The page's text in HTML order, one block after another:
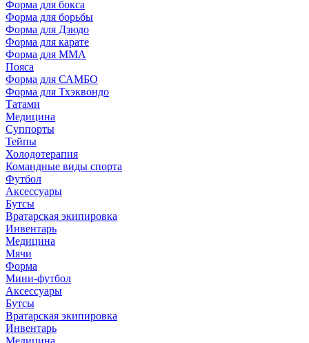
Форма для бокса
Форма для борьбы
Форма для Дзюдо
Форма для карате
Форма для MMA
Пояса
Форма для САМБО
Форма для Тхэквондо
Татами
Медицина
Суппорты
Тейпы
Холодотерапия
Командные виды спорта
Футбол
Аксессуары
Бутсы
Вратарская экипировка
Инвентарь
Медицина
Мячи
Форма
Мини-футбол
Аксессуары
Бутсы
Вратарская экипировка
Инвентарь
Медицина